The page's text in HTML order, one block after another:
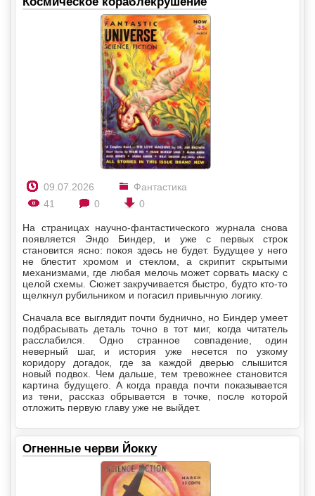
09.07.2026
Фантастика
41
0 0
На страницах научно-фантастического журнала снова
появляется Эндо Биндер, и уже с первых строк
становится ясно: покоя здесь не будет. Будущее у него
не блестит хромом и стеклом, а скрипит скрытыми
механизмами, где любая мелочь может сорвать маску с
целой схемы. Сюжет закручивается быстро, будто кто-то
щелкнул рубильником и погасил привычную логику.
Сначала все выглядит почти буднично, но Биндер умеет
подбрасывать деталь точно в тот миг, когда читатель
расслабился. Одно странное совпадение, один
неверный шаг, и история уже несется по узкому
коридору догадок, где за каждой дверью слышится
новый подвох. Чем дальше, тем тревожнее становится
картина будущего. А когда правда почти показывается
из тени, рассказ обрывается в точке, после которой
отложить первую главу уже не выйдет.
Огненные черви Йокку